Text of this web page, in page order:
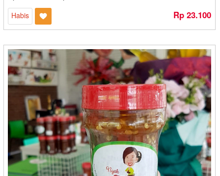
Olasing - Bekasi
Oleh - Oleh Sederhana - Semarang
Olino's - Surabaya
Onde-onde Bo Liem - Mojokerto
Ospinachi - Makasar
Otten Coffe - Medan
P Yuli - Kediri
Pak Ayang - Padang
Paket Bangka
Paket Hampers Kartika Inti Sejati - Bandung
Paket Medan
Paket Pontianak
Papapia - Bogor
Habis Rp 23.100